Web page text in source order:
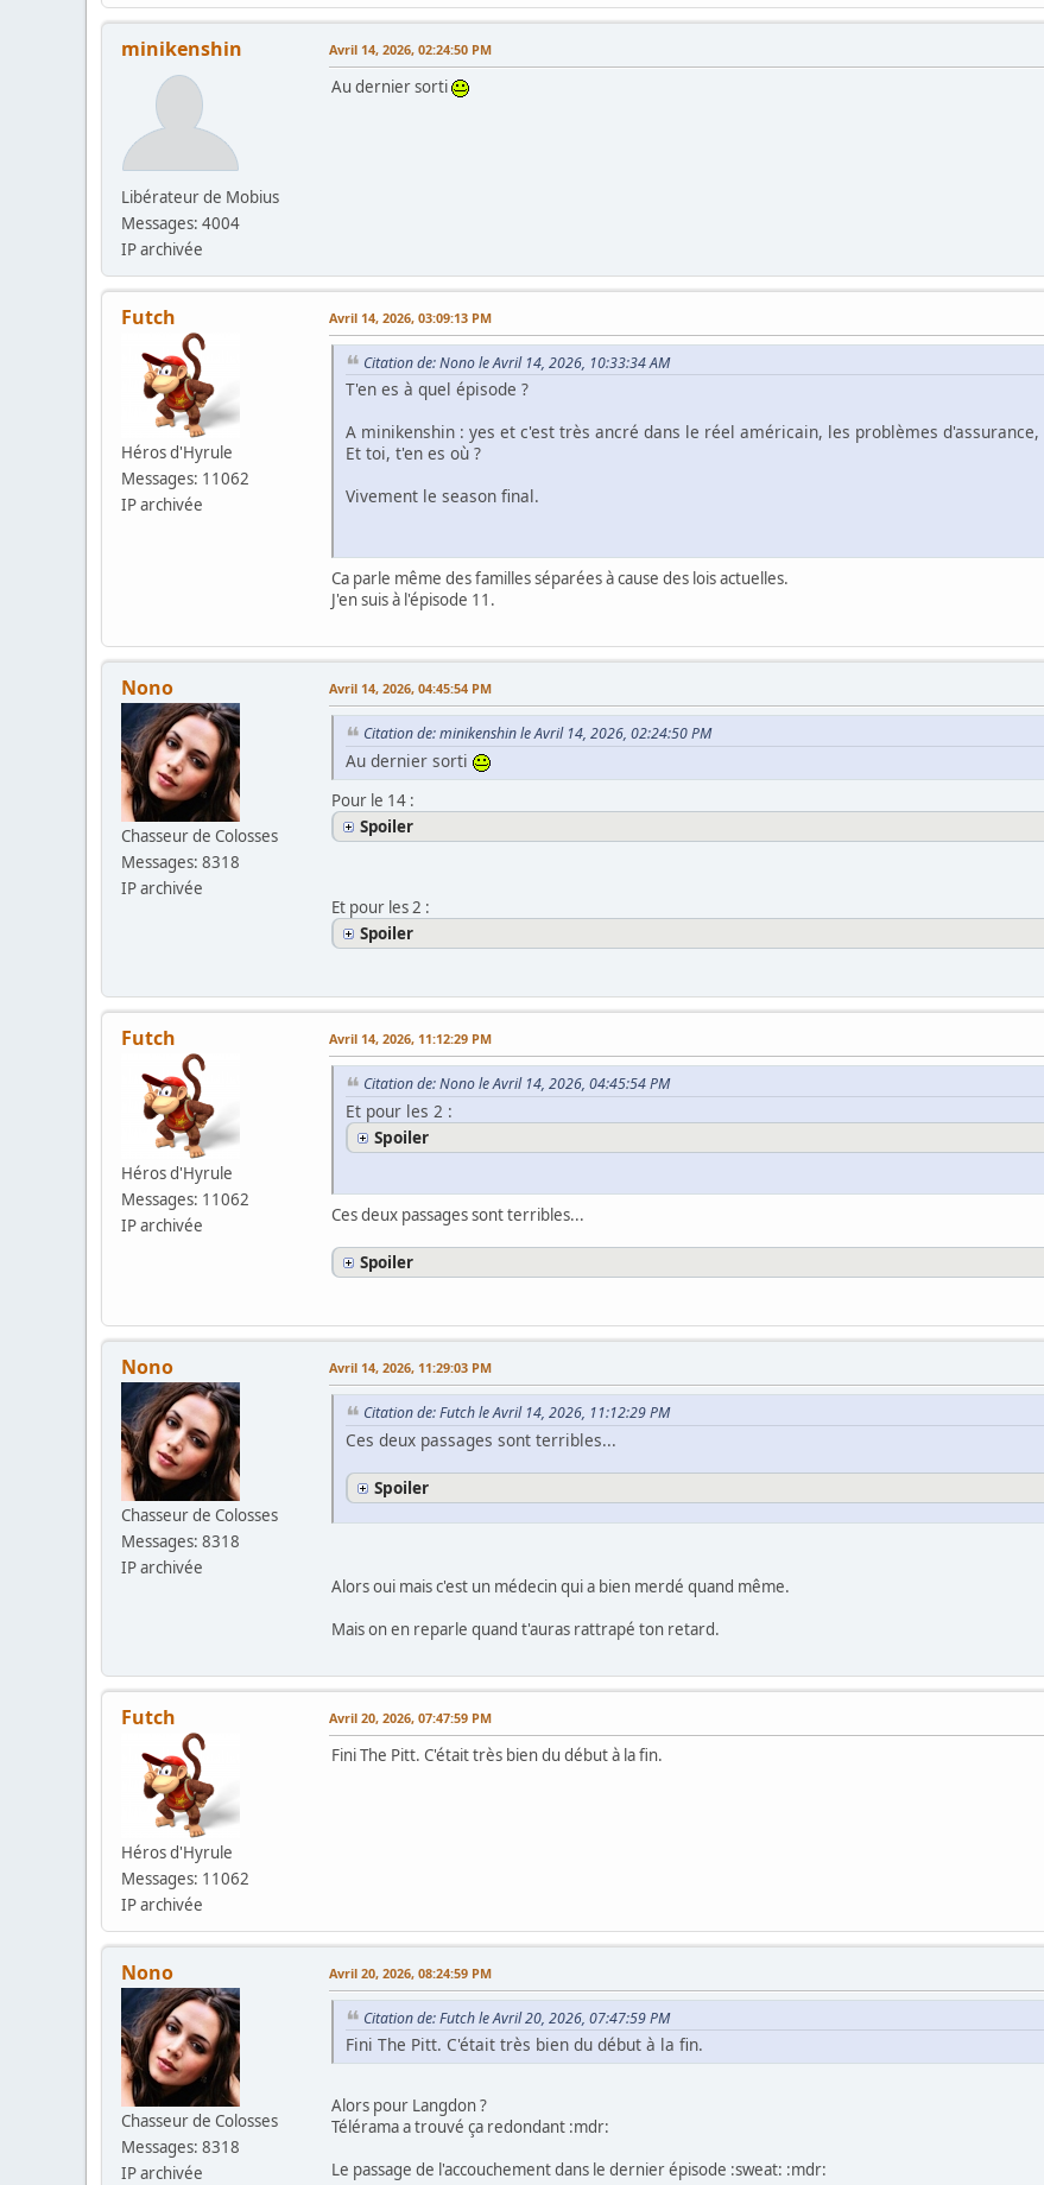
minikenshin
Libérateur de Mobius
Messages: 4004
IP archivée
Avril 14, 2026, 02:24:50 PM
Au dernier sorti
Futch
Héros d'Hyrule
Messages: 11062
IP archivée
Avril 14, 2026, 03:09:13 PM
Citation de: Nono le Avril 14, 2026, 10:33:34 AM
T'en es à quel épisode ?
A minikenshin : yes et c'est très ancré dans le réel américain, les problèmes
Et toi, t'en es où ?
Vivement le season final.
Ca parle même des familles séparées à cause des lois actuelles.
J'en suis à l'épisode 11.
Nono
Chasseur de Colosses
Messages: 8318
IP archivée
Avril 14, 2026, 04:45:54 PM
Citation de: minikenshin le Avril 14, 2026, 02:24:50 PM
Au dernier sorti
Pour le 14 :
Spoiler
Et pour les 2 :
Spoiler
Futch
Héros d'Hyrule
Messages: 11062
IP archivée
Avril 14, 2026, 11:12:29 PM
Citation de: Nono le Avril 14, 2026, 04:45:54 PM
Et pour les 2 :
Spoiler
Ces deux passages sont terribles...
Spoiler
Nono
Chasseur de Colosses
Messages: 8318
IP archivée
Avril 14, 2026, 11:29:03 PM
Citation de: Futch le Avril 14, 2026, 11:12:29 PM
Ces deux passages sont terribles...
Spoiler
Alors oui mais c'est un médecin qui a bien merdé quand même.
Mais on en reparle quand t'auras rattrapé ton retard.
Futch
Héros d'Hyrule
Messages: 11062
IP archivée
Avril 20, 2026, 07:47:59 PM
Fini The Pitt. C'était très bien du début à la fin.
Nono
Chasseur de Colosses
Messages: 8318
IP archivée
Avril 20, 2026, 08:24:59 PM
Citation de: Futch le Avril 20, 2026, 07:47:59 PM
Fini The Pitt. C'était très bien du début à la fin.
Alors pour Langdon ?
Télérama a trouvé ça redondant :mdr:
Le passage de l'accouchement dans le dernier épisode :sweat: :mdr: